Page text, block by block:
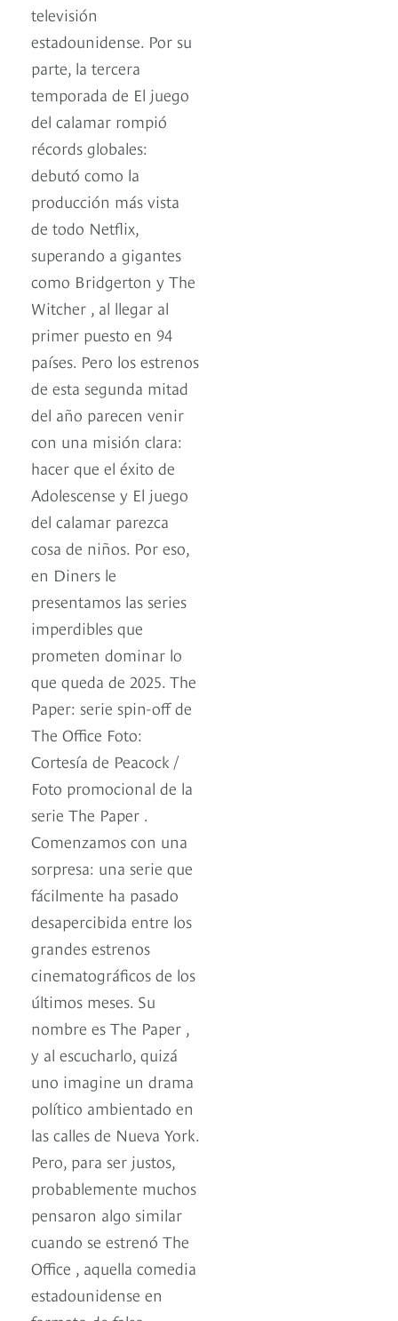
televisión
estadounidense. Por su
parte, la tercera
temporada de El juego
del calamar rompió
récords globales:
debutó como la
producción más vista
de todo Netflix,
superando a gigantes
como Bridgerton y The
Witcher , al llegar al
primer puesto en 94
países. Pero los estrenos
de esta segunda mitad
del año parecen venir
con una misión clara:
hacer que el éxito de
Adolescense y El juego
del calamar parezca
cosa de niños. Por eso,
en Diners le
presentamos las series
imperdibles que
prometen dominar lo
que queda de 2025. The
Paper: serie spin-off de
The Office Foto:
Cortesía de Peacock /
Foto promocional de la
serie The Paper .
Comenzamos con una
sorpresa: una serie que
fácilmente ha pasado
desapercibida entre los
grandes estrenos
cinematográficos de los
últimos meses. Su
nombre es The Paper ,
y al escucharlo, quizá
uno imagine un drama
político ambientado en
las calles de Nueva York.
Pero, para ser justos,
probablemente muchos
pensaron algo similar
cuando se estrenó The
Office , aquella comedia
estadounidense en